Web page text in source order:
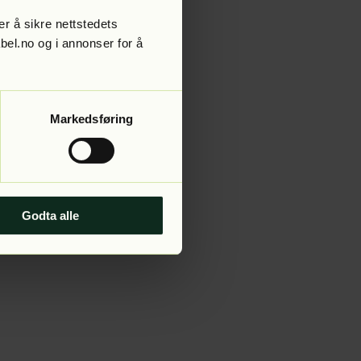
å sikre nettstedets
og i annonser for å
Markedsføring
Godta alle